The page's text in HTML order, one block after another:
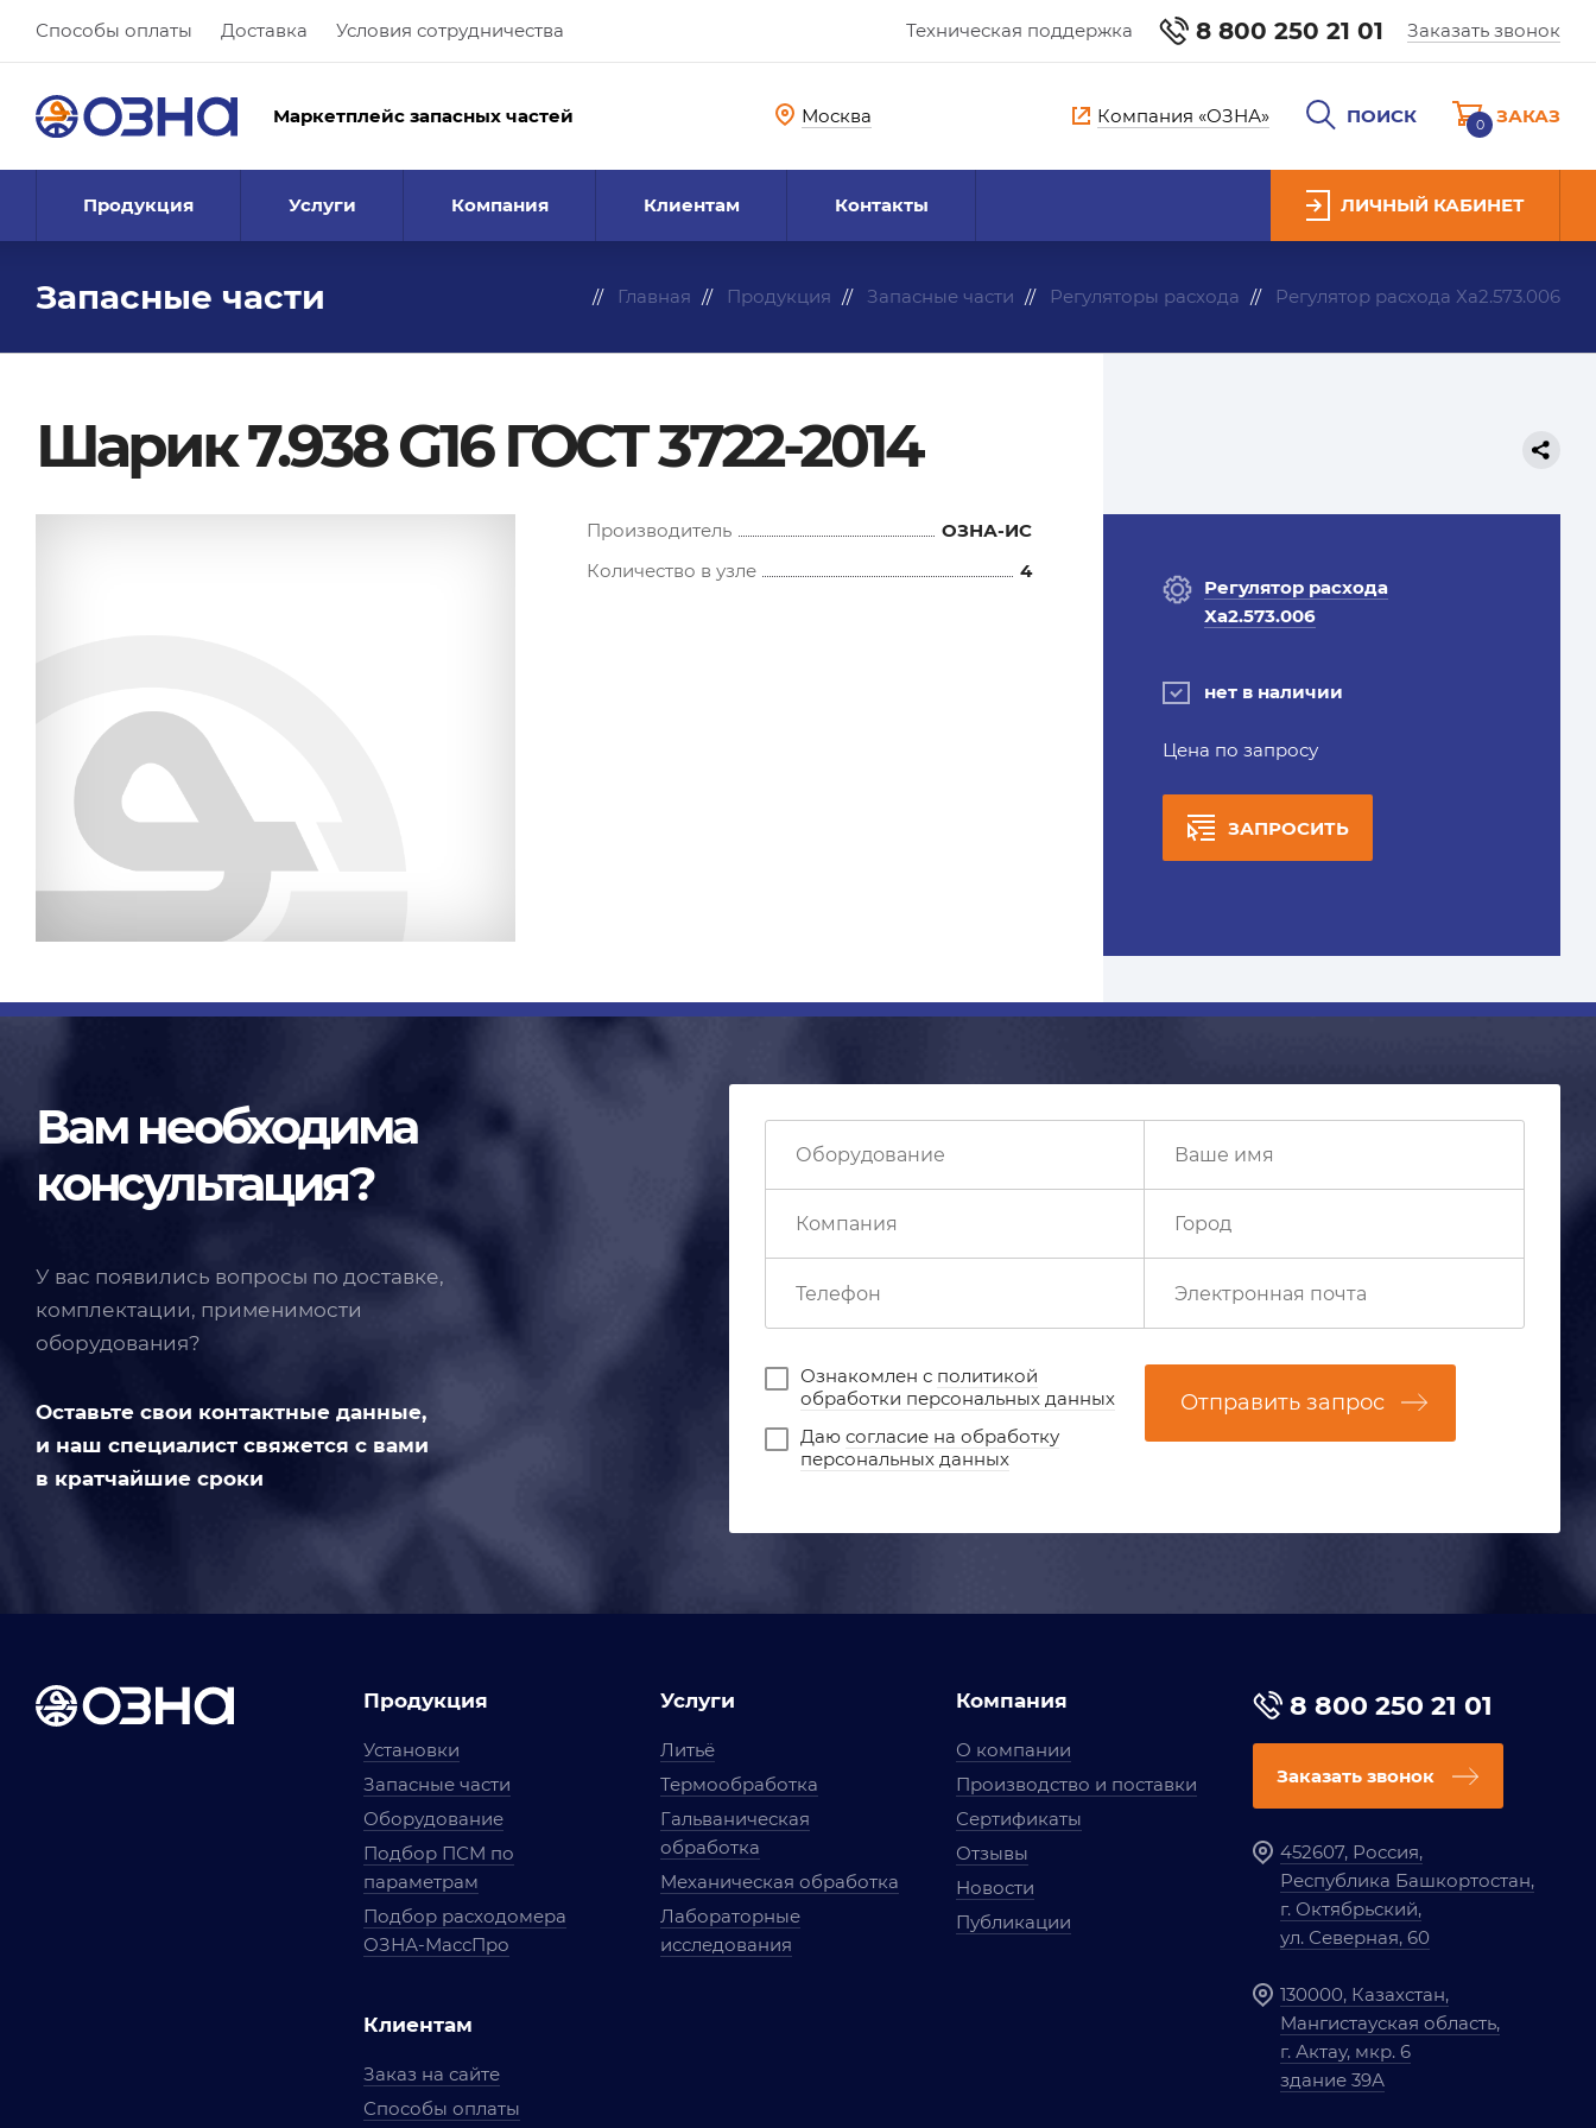
Способы оплаты Доставка Условия сотрудничества Техническая поддержка 8 800 250 21 01 Заказать звонок
Маркетплейс запасных частей Москва Компания «ОЗНА» ПОИСК 0 ЗАКАЗ
Продукция Услуги Компания Клиентам Контакты ЛИЧНЫЙ КАБИНЕТ
Запасные части Главная Продукция Запасные части Регуляторы расхода Регулятор расхода Ха2.573.006
Шарик 7.938 G16 ГОСТ 3722-2014
Производитель
ОЗНА-ИС
Количество в узле
4
Регулятор расхода
Ха2.573.006
нет в наличии
Цена по запросу
ЗАПРОСИТЬ
Вам необходима
консультация?
У вас появились вопросы по доставке,
комплектации, применимости
оборудования?
Оставьте свои контактные данные,
и наш специалист свяжется с вами
в кратчайшие сроки
Ознакомлен с политикой
обработки персональных данных
Даю согласие на обработку
персональных данных
Отправить запрос
Продукция
Установки
Запасные части
Оборудование
Подбор ПСМ по
параметрам
Подбор расходомера
ОЗНА-МассПро
Клиентам
Заказ на сайте
Способы оплаты
Услуги
Литьё
Термообработка
Гальваническая
обработка
Механическая обработка
Лабораторные
исследования
Компания
О компании
Производство и поставки
Сертификаты
Отзывы
Новости
Публикации
8 800 250 21 01
Заказать звонок
452607, Россия,
Республика Башкортостан,
г. Октябрьский,
ул. Северная, 60
130000, Казахстан,
Мангистауская область,
г. Актау, мкр. 6
здание 39А